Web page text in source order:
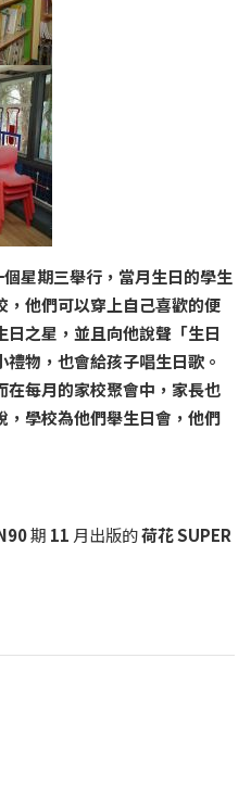
星期三舉行，當月生日的學生
他們可以穿上自己喜歡的便
之星，並且向他說聲「生日
物，也會給孩子唱生日歌。
每月的家校聚會中，家長也
學校為他們舉生日會，他們
期 11 月出版的荷花 SUPER